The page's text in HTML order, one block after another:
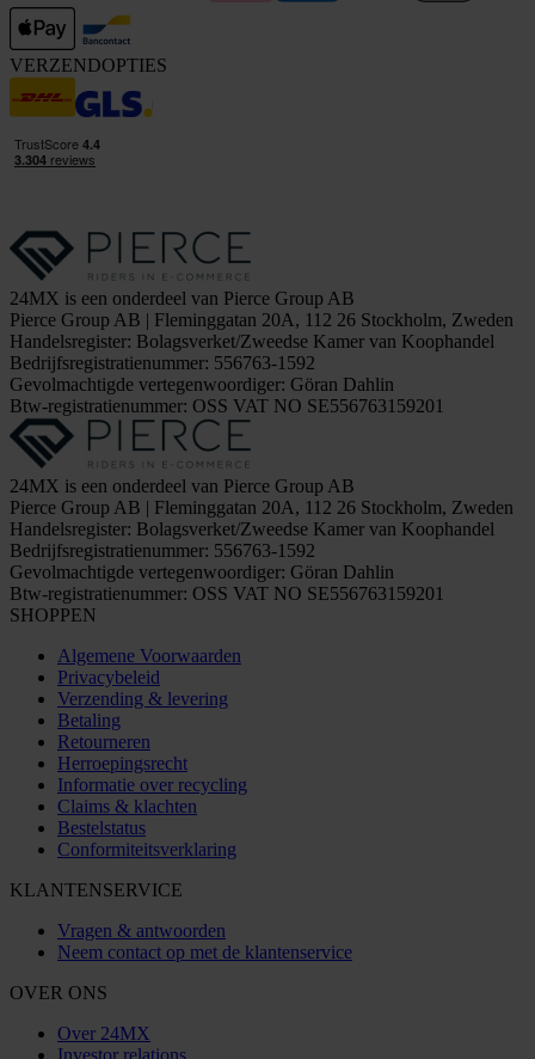
VERZENDOPTIES
24MX is een onderdeel van Pierce Group AB
Pierce Group AB | Fleminggatan 20A, 112 26 Stockholm, Zweden
Handelsregister: Bolagsverket/Zweedse Kamer van Koophandel
Bedrijfsregistratienummer: 556763-1592
Gevolmachtigde vertegenwoordiger: Göran Dahlin
Btw-registratienummer: OSS VAT NO SE556763159201
24MX is een onderdeel van Pierce Group AB
Pierce Group AB | Fleminggatan 20A, 112 26 Stockholm, Zweden
Handelsregister: Bolagsverket/Zweedse Kamer van Koophandel
Bedrijfsregistratienummer: 556763-1592
Gevolmachtigde vertegenwoordiger: Göran Dahlin
Btw-registratienummer: OSS VAT NO SE556763159201
SHOPPEN
Algemene Voorwaarden
Privacybeleid
Verzending & levering
Betaling
Retourneren
Herroepingsrecht
Informatie over recycling
Claims & klachten
Bestelstatus
Conformiteitsverklaring
KLANTENSERVICE
Vragen & antwoorden
Neem contact op met de klantenservice
OVER ONS
Over 24MX
Investor relations